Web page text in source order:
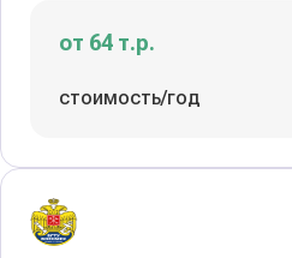
от 64 т.р.
стоимость/год